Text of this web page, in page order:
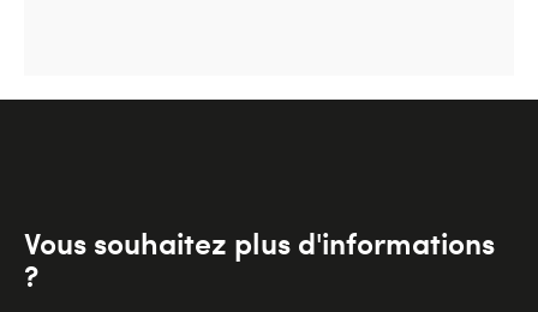
Vous souhaitez plus d'informations
?